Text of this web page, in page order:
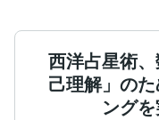
西洋占星術
己理解」の
ング